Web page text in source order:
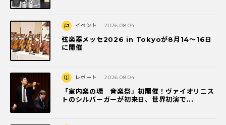
イベント 2026.08.04
弦楽器メッセ2026 in Tokyoが8月14～16日
に開催
レポート 2026.08.04
「室内楽の環 音楽祭」初開催！ヴァイオリニス
トのシルバーガーが初来日、世界初演で...